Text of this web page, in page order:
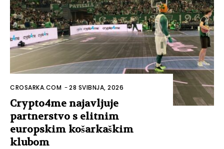
CROSARKA.COM -28 SVIBNJA, 2026
Crypto4me najavljuje
partnerstvo s elitnim
europskim košarkaškim
klubom